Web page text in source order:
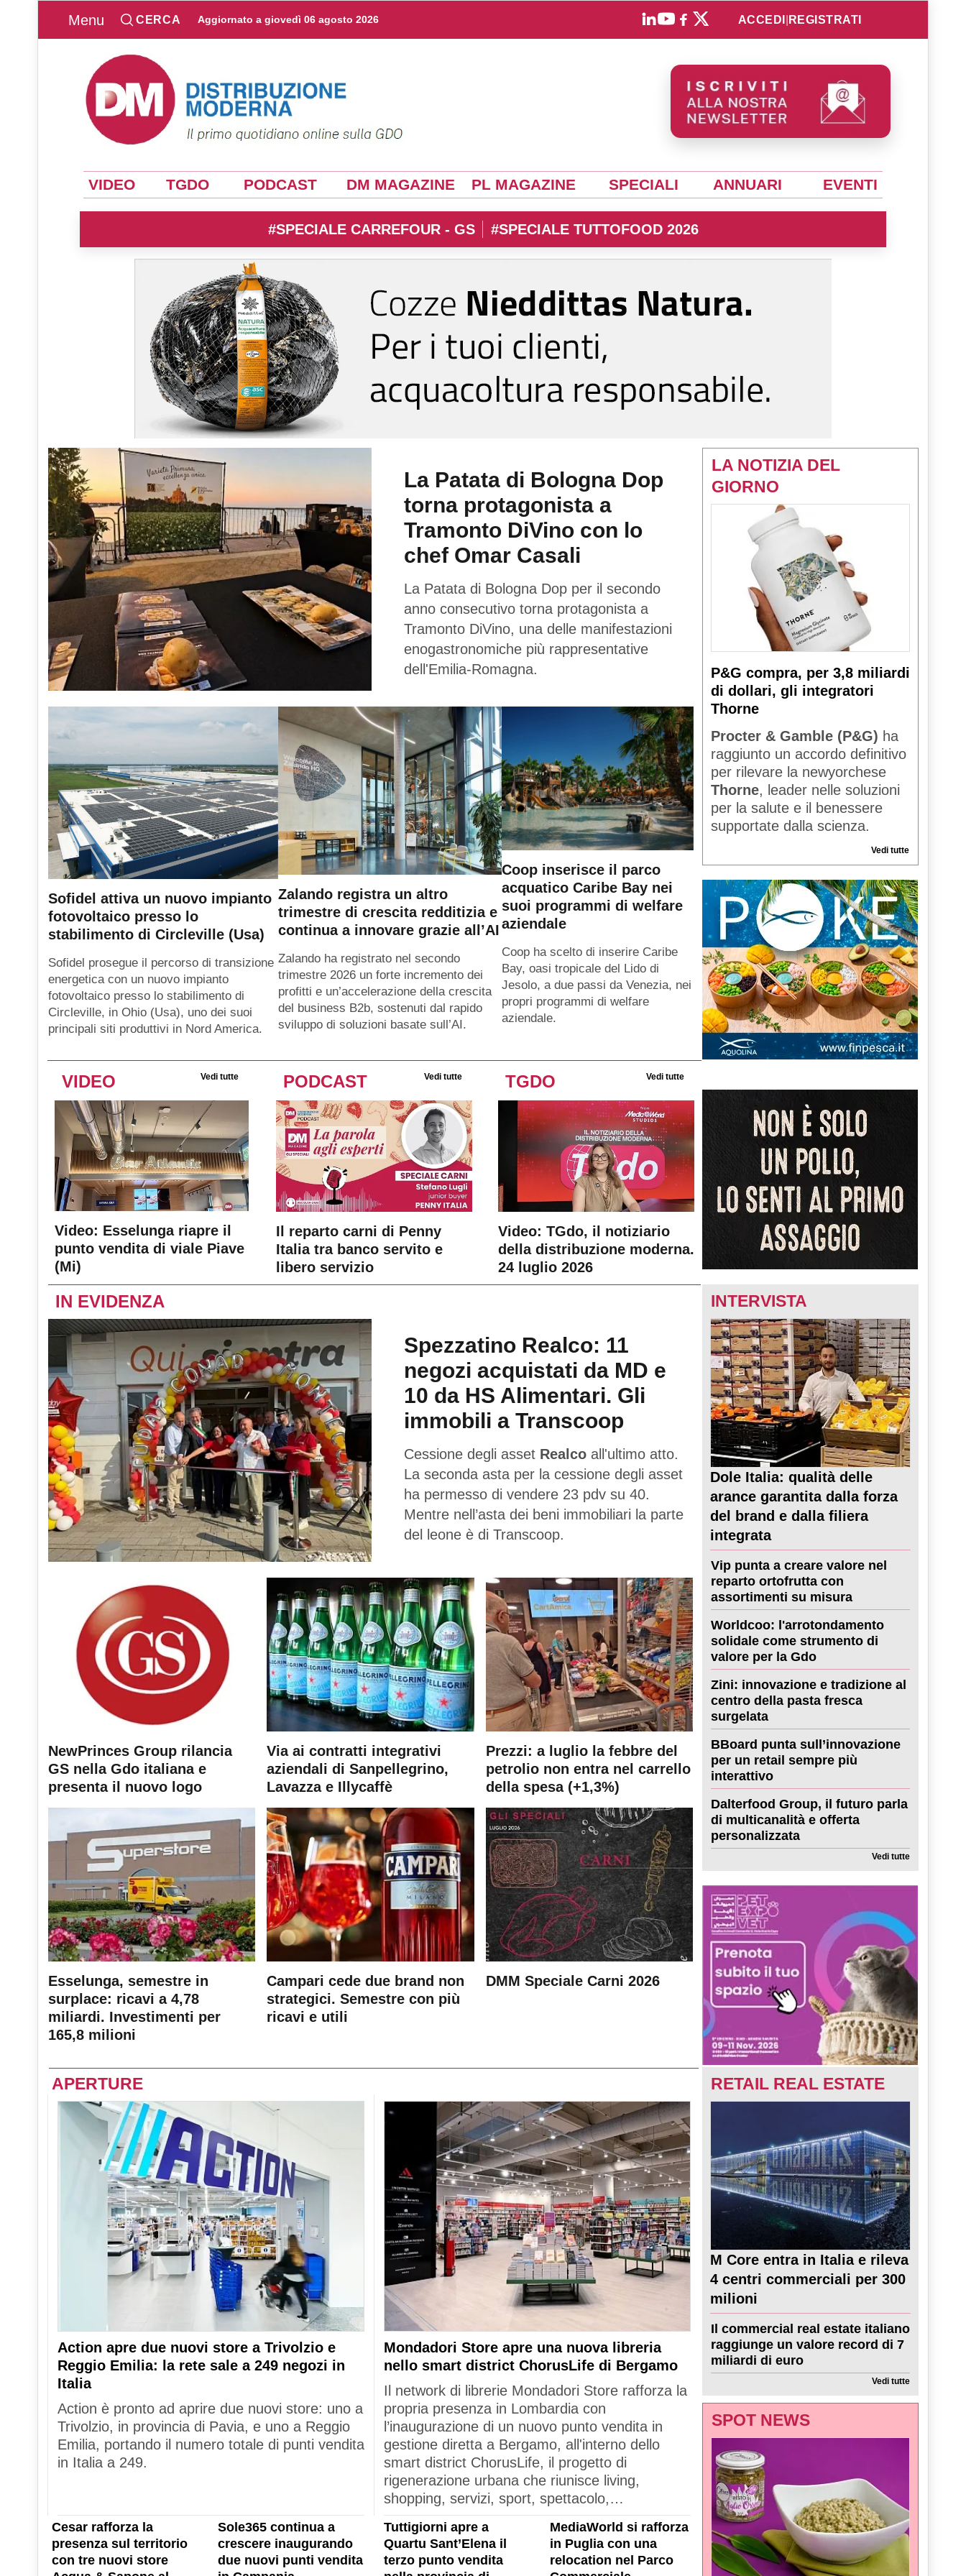
Menu CERCA Aggiornato a giovedì 06 agosto 2026 ACCEDI REGISTRATI
VIDEO TGDO PODCAST DM MAGAZINE PL MAGAZINE SPECIALI ANNUARI EVENTI
#SPECIALE CARREFOUR - GS #SPECIALE TUTTOFOOD 2026
La Patata di Bologna Dop
torna protagonista a
Tramonto DiVino con lo
chef Omar Casali
La Patata di Bologna Dop per il secondo
anno consecutivo torna protagonista a
Tramonto DiVino, una delle manifestazioni
enogastronomiche più rappresentative
dell'Emilia-Romagna.
Sofidel attiva un nuovo impianto
fotovoltaico presso lo
stabilimento di Circleville (Usa)
Sofidel prosegue il percorso di transizione
energetica con un nuovo impianto
fotovoltaico presso lo stabilimento di
Circleville, in Ohio (Usa), uno dei suoi
principali siti produttivi in Nord America.
Zalando registra un altro
trimestre di crescita redditizia e
continua a innovare grazie all’AI
Zalando ha registrato nel secondo
trimestre 2026 un forte incremento dei
profitti e un’accelerazione della crescita
del business B2b, sostenuti dal rapido
sviluppo di soluzioni basate sull’AI.
Coop inserisce il parco
acquatico Caribe Bay nei
suoi programmi di welfare
aziendale
Coop ha scelto di inserire Caribe
Bay, oasi tropicale del Lido di
Jesolo, a due passi da Venezia, nei
propri programmi di welfare
aziendale.
LA NOTIZIA DEL
GIORNO
P&G compra, per 3,8 miliardi
di dollari, gli integratori
Thorne
Procter & Gamble (P&G) ha
raggiunto un accordo definitivo
per rilevare la newyorchese
Thorne, leader nelle soluzioni
per la salute e il benessere
supportate dalla scienza.
Vedi tutte
VIDEO Vedi tutte
Video: Esselunga riapre il
punto vendita di viale Piave
(Mi)
PODCAST Vedi tutte
Il reparto carni di Penny
Italia tra banco servito e
libero servizio
TGDO Vedi tutte
Video: TGdo, il notiziario
della distribuzione moderna.
24 luglio 2026
IN EVIDENZA
Spezzatino Realco: 11
negozi acquistati da MD e
10 da HS Alimentari. Gli
immobili a Transcoop
Cessione degli asset Realco all'ultimo atto.
La seconda asta per la cessione degli asset
ha permesso di vendere 23 pdv su 40.
Mentre nell’asta dei beni immobiliari la parte
del leone è di Transcoop.
NewPrinces Group rilancia
GS nella Gdo italiana e
presenta il nuovo logo
Via ai contratti integrativi
aziendali di Sanpellegrino,
Lavazza e Illycaffè
Prezzi: a luglio la febbre del
petrolio non entra nel carrello
della spesa (+1,3%)
Esselunga, semestre in
surplace: ricavi a 4,78
miliardi. Investimenti per
165,8 milioni
Campari cede due brand non
strategici. Semestre con più
ricavi e utili
DMM Speciale Carni 2026
INTERVISTA
Dole Italia: qualità delle
arance garantita dalla forza
del brand e dalla filiera
integrata
Vip punta a creare valore nel
reparto ortofrutta con
assortimenti su misura
Worldcoo: l'arrotondamento
solidale come strumento di
valore per la Gdo
Zini: innovazione e tradizione al
centro della pasta fresca
surgelata
BBoard punta sull’innovazione
per un retail sempre più
interattivo
Dalterfood Group, il futuro parla
di multicanalità e offerta
personalizzata
Vedi tutte
APERTURE
Action apre due nuovi store a Trivolzio e
Reggio Emilia: la rete sale a 249 negozi in
Italia
Action è pronto ad aprire due nuovi store: uno a
Trivolzio, in provincia di Pavia, e uno a Reggio
Emilia, portando il numero totale di punti vendita
in Italia a 249.
Mondadori Store apre una nuova libreria
nello smart district ChorusLife di Bergamo
Il network di librerie Mondadori Store rafforza la
propria presenza in Lombardia con
l’inaugurazione di un nuovo punto vendita in
gestione diretta a Bergamo, all'interno dello
smart district ChorusLife, il progetto di
rigenerazione urbana che riunisce living,
shopping, servizi, sport, spettacolo,…
Cesar rafforza la
presenza sul territorio
con tre nuovi store
Sole365 continua a
crescere inaugurando
due nuovi punti vendita
Tuttigiorni apre a
Quartu Sant’Elena il
terzo punto vendita
MediaWorld si rafforza
in Puglia con una
relocation nel Parco
RETAIL REAL ESTATE
M Core entra in Italia e rileva
4 centri commerciali per 300
milioni
Il commercial real estate italiano
raggiunge un valore record di 7
miliardi di euro
Vedi tutte
SPOT NEWS